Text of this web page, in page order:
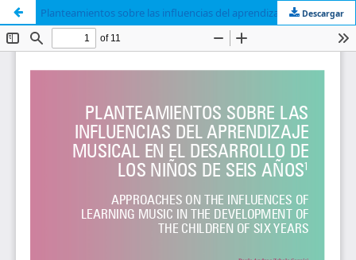
Planteamientos sobre las influencias del aprendizaje musical en el desarrollo de los niños de seis años
Descargar